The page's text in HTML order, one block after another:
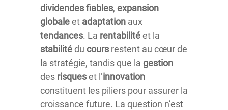
dividendesfiables, expansion
globaleet adaptation aux
tendances. La rentabilitéet la
stabilité du cours restent au cœur de
la stratégie, tandis que la gestion
des risqueset l’innovation
constituent les piliers pour assurer la
croissance future. La question n’est